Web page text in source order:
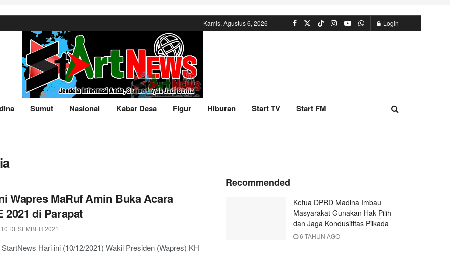
Kamis, Agustus 6, 2026 Login
Sumut Nasional Kabar Desa Figur Hiburan Start TV Start FM
Wapres MaRuf Amin Buka Acara
2021 di Parapat
DESEMBER 2021
Hari ini (10/12/2021) Wakil Presiden (Wapres) KH
Recommended
Ketua DPRD Madina Imbau
Masyarakat Gunakan Hak Pilih
dan Jaga Kondusifitas Pilkada
6 TAHUN AGO